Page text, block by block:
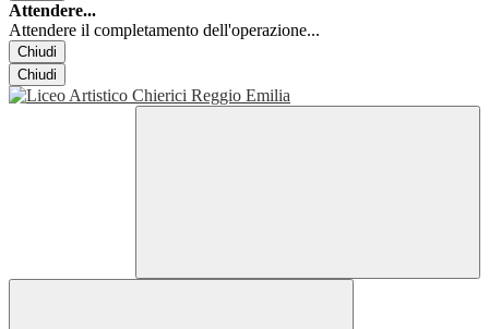
Attendere...
Attendere il completamento dell'operazione...
Chiudi
Chiudi